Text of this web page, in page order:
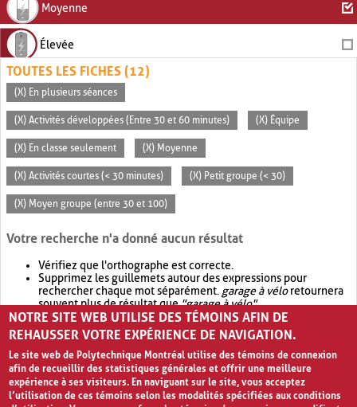
Moyenne
Élevée
TOUTES LES FICHES (12)
(X) En plusieurs séances
(X) Activités développées (Entre 30 et 60 minutes) (X) Équipe
(X) En classe seulement (X) Moyenne
(X) Activités courtes (< 30 minutes) (X) Petit groupe (< 30)
(X) Moyen groupe (entre 30 et 100)
Votre recherche n'a donné aucun résultat
Vérifiez que l'orthographe est correcte.
Supprimez les guillemets autour des expressions pour
rechercher chaque mot séparément. garage à véloretournera
souvent plus de résultat que"garage à vélo".
Envisagez d'élargir votre recherche avec OR.garage OR vélo
retournera souvent plus de résultat quegarage à vélo
NOTRE SITE WEB UTILISE DES TÉMOINS AFIN DE
REHAUSSER VOTRE EXPÉRIENCE DE NAVIGATION.
Le site web de Polytechnique Montréal utilise des témoins de connexion
afin de recueillir des statistiques générales et offrir une meilleure
expérience à ses visiteurs. En naviguant sur le site, vous acceptez
l’utilisation de ces témoins selon les modalités spécifiées aux conditions